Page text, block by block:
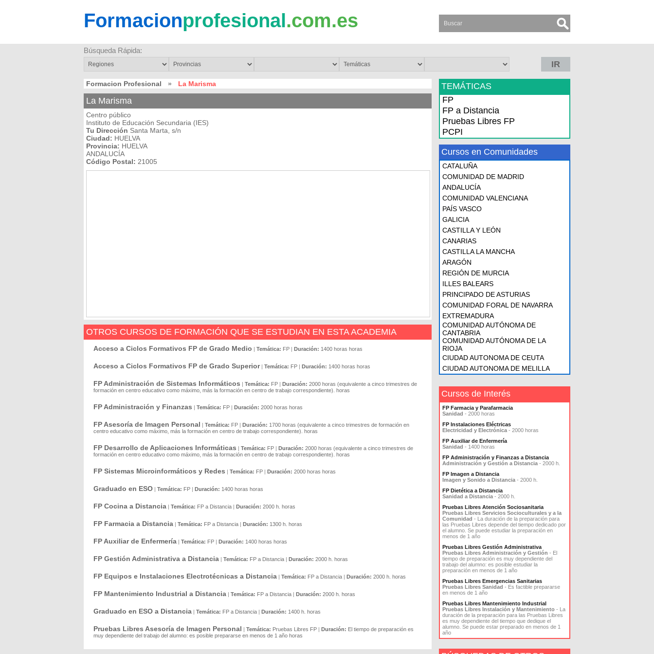
Formacionprofesional.com.es
Búsqueda Rápida:
IR
Formacion Profesional » La Marisma
La Marisma
Centro público
Instituto de Educación Secundaria (IES)
Tu Dirección Santa Marta, s/n
Ciudad: HUELVA
Provincia: HUELVA
ANDALUCÍA
Código Postal: 21005
OTROS CURSOS DE FORMACIÓN QUE SE ESTUDIAN EN ESTA ACADEMIA
Acceso a Ciclos Formativos FP de Grado Medio | Temática: FP | Duración: 1400 horas horas
Acceso a Ciclos Formativos FP de Grado Superior| Temática: FP | Duración: 1400 horas horas
FP Administración de Sistemas Informáticos | Temática: FP | Duración: 2000 horas (equivalente a cinco trimestres de
formación en centro educativo como máximo, más la formación en centro de trabajo correspondiente). horas
FP Administración y Finanzas | Temática: FP | Duración: 2000 horas horas
FP Asesoría de Imagen Personal | Temática: FP | Duración: 1700 horas (equivalente a cinco trimestres de formación en
centro educativo como máximo, más la formación en centro de trabajo correspondiente). horas
FP Desarrollo de Aplicaciones Informáticas | Temática: FP | Duración: 2000 horas (equivalente a cinco trimestres de
formación en centro educativo como máximo, más la formación en centro de trabajo correspondiente). horas
FP Sistemas Microinformáticos y Redes | Temática: FP | Duración: 2000 horas horas
Graduado en ESO | Temática: FP | Duración: 1400 horas horas
FP Cocina a Distancia | Temática: FP a Distancia | Duración: 2000 h. horas
FP Farmacia a Distancia | Temática: FP a Distancia | Duración: 1300 h. horas
FP Auxiliar de Enfermería | Temática: FP | Duración: 1400 horas horas
FP Gestión Administrativa a Distancia | Temática: FP a Distancia | Duración: 2000 h. horas
FP Equipos e Instalaciones Electrotécnicas a Distancia | Temática: FP a Distancia | Duración: 2000 h. horas
FP Mantenimiento Industrial a Distancia | Temática: FP a Distancia | Duración: 2000 h. horas
Graduado en ESO a Distancia | Temática: FP a Distancia | Duración: 1400 h. horas
Pruebas Libres Asesoría de Imagen Personal | Temática: Pruebas Libres FP | Duración: El tiempo de preparación es
muy dependiente del trabajo del alumno: es posible prepararse en menos de 1 año horas
TEMÁTICAS
FP
FP a Distancia
Pruebas Libres FP
PCPI
Cursos en Comunidades
CATALUÑA
COMUNIDAD DE MADRID
ANDALUCÍA
COMUNIDAD VALENCIANA
PAÍS VASCO
GALICIA
CASTILLA Y LEÓN
CANARIAS
CASTILLA LA MANCHA
ARAGÓN
REGIÓN DE MURCIA
ILLES BALEARS
PRINCIPADO DE ASTURIAS
COMUNIDAD FORAL DE NAVARRA
EXTREMADURA
COMUNIDAD AUTÓNOMA DE
CANTABRIA
COMUNIDAD AUTÓNOMA DE LA
RIOJA
CIUDAD AUTONOMA DE CEUTA
CIUDAD AUTONOMA DE MELILLA
Cursos de Interés
FP Farmacia y Parafarmacia
Sanidad - 2000 horas
FP Instalaciones Eléctricas
Electricidad y Electrónica - 2000 horas
FP Auxiliar de Enfermería
Sanidad - 1400 horas
FP Administración y Finanzas a Distancia
Administración y Gestión a Distancia - 2000 h.
FP Imagen a Distancia
Imagen y Sonido a Distancia - 2000 h.
FP Dietética a Distancia
Sanidad a Distancia - 2000 h.
Pruebas Libres Atención Sociosanitaria
Pruebas Libres Servicios Socioculturales y a la
Comunidad - La duración de la preparación para
las Pruebas Libres depende del tiempo dedicado por
el alumno. Se puede estudiar la preparación en
menos de 1 año
Pruebas Libres Gestión Administrativa
Pruebas Libres Administración y Gestión - El
tiempo de preparación es muy dependiente del
trabajo del alumno: es posible estudiar la
preparación en menos de 1 año
Pruebas Libres Emergencias Sanitarias
Pruebas Libres Sanidad - Es factible prepararse
en menos de 1 año
Pruebas Libres Mantenimiento Industrial
Pruebas Libres Instalación y Mantenimiento - La
duración de la preparación para las Pruebas Libres
es muy dependiente del tiempo que dedique el
alumno. Se puede estar preparado en menos de 1
año